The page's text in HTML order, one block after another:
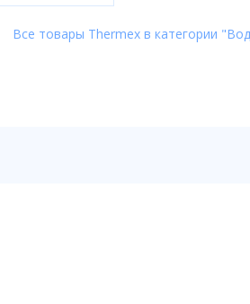
Все товары Thermex в категории